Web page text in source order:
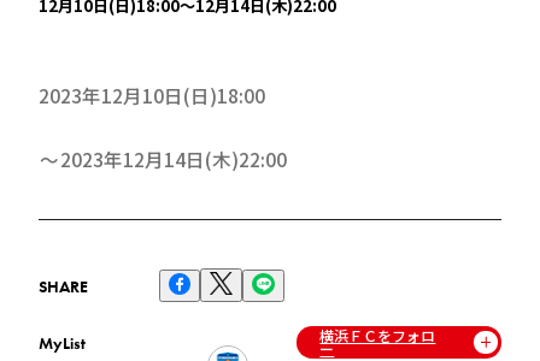
12月10日(日)18:00～12月14日(木)22:00
2023年12月10日(日)18:00
2023年12月14日(木)22:00
SHARE
MyList 横浜ＦＣをフォロ
ー